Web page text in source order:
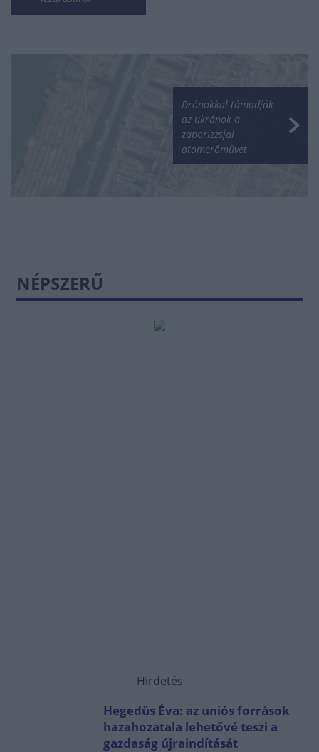
Drónokkal támadják
az ukránok a
zaporizzsjai
atomerőművet
NÉPSZERŰ
Hirdetés
Hegedüs Éva: az uniós források
hazahozatala lehetővé teszi a
gazdaság újraindítását